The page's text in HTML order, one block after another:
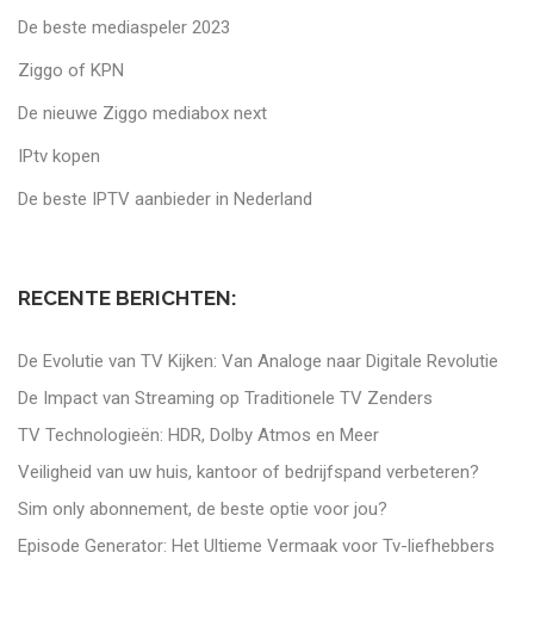
De beste mediaspeler 2023
Ziggo of KPN
De nieuwe Ziggo mediabox next
IPtv kopen
De beste IPTV aanbieder in Nederland
RECENTE BERICHTEN:
De Evolutie van TV Kijken: Van Analoge naar Digitale Revolutie
De Impact van Streaming op Traditionele TV Zenders
TV Technologieën: HDR, Dolby Atmos en Meer
Veiligheid van uw huis, kantoor of bedrijfspand verbeteren?
Sim only abonnement, de beste optie voor jou?
Episode Generator: Het Ultieme Vermaak voor Tv-liefhebbers